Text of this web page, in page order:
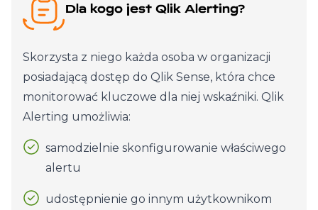
Dla kogo jest Qlik Alerting?
Skorzysta z niego każda osoba w organizacji
posiadającą dostęp do Qlik Sense, która chce
monitorować kluczowe dla niej wskaźniki. Qlik
Alerting umożliwia:
samodzielnie skonfigurowanie właściwego
alertu
udostępnienie go innym użytkownikom